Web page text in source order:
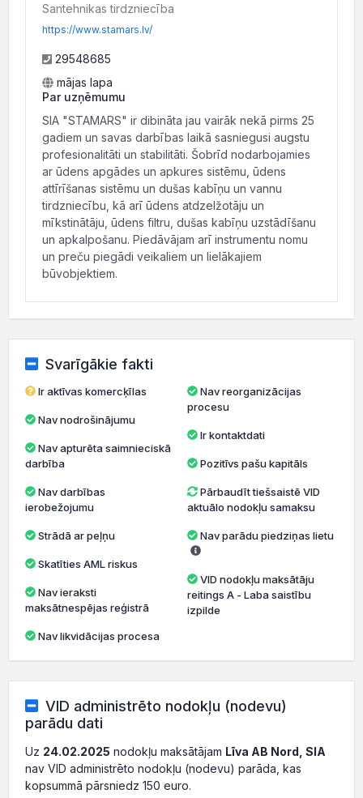
Santehnikas tirdzniecība
https://www.stamars.lv/
29548685
mājas lapa
Par uzņēmumu
SIA "STAMARS" ir dibināta jau vairāk nekā pirms 25
gadiem un savas darbības laikā sasniegusi augstu
profesionalitāti un stabilitāti. Šobrīd nodarbojamies
ar ūdens apgādes un apkures sistēmu, ūdens
attīrīšanas sistēmu un dušas kabīņu un vannu
tirdzniecību, kā arī ūdens atdzelžotāju un
mīkstinātāju, ūdens filtru, dušas kabīņu uzstādīšanu
un apkalpošanu. Piedāvājam arī instrumentu nomu
un preču piegādi veikaliem un lielākajiem
būvobjektiem.
Svarīgākie fakti
Ir aktīvas komercķīlas
Nav nodrošinājumu
darbība
ierobežojumu
Strādā ar peļņu
Skatīties AML riskus
maksātnespējas reģistrā
Nav likvidācijas procesa
Nav reorganizācijas
procesu
Ir kontaktdati
Pozitīvs pašu kapitāls
Pārbaudīt tiešsaistē VID
aktuālo nodokļu samaksu
Nav parādu piedziņas lietu
VID nodokļu maksātāju
reitings A - Laba saistību
izpilde
VID administrēto nodokļu (nodevu)
parādu dati
Uz 24.02.2025 nodokļu maksātājam Līva AB Nord, SIA
nav VID administrēto nodokļu (nodevu) parāda, kas
kopsummā pārsniedz 150 euro.